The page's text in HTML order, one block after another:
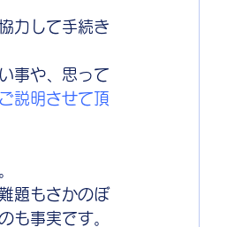
力して手続き
事や、思って
説明させて頂
題もさかのぼ
も事実です。